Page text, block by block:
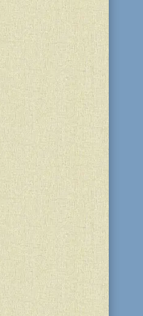
является
в
Стало
встречаться с
канун Шаббата.
с классным
Г.В. 20.01.2017 г.
члена общины...